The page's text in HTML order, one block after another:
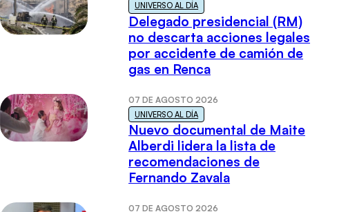
UNIVERSO AL DÍA
Delegado presidencial (RM)
no descarta acciones legales
por accidente de camión de
gas en Renca
07 DE AGOSTO 2026
UNIVERSO AL DÍA
Nuevo documental de Maite
Alberdi lidera la lista de
recomendaciones de
Fernando Zavala
07 DE AGOSTO 2026